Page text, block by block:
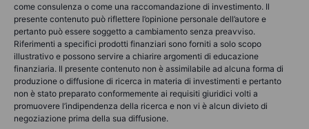
come consulenza o come una raccomandazione di investimento. Il
presente contenuto può riflettere l’opinione personale dell’autore e
pertanto può essere soggetto a cambiamento senza preavviso.
Riferimenti a specifici prodotti finanziari sono forniti a solo scopo
illustrativo e possono servire a chiarire argomenti di educazione
finanziaria. Il presente contenuto non è assimilabile ad alcuna forma di
produzione o diffusione di ricerca in materia di investimenti e pertanto
non è stato preparato conformemente ai requisiti giuridici volti a
promuovere l’indipendenza della ricerca e non vi è alcun divieto di
negoziazione prima della sua diffusione.